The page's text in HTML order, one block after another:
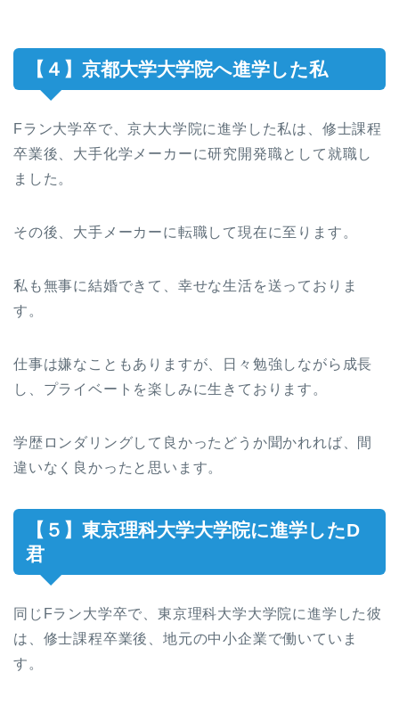
【４】京都大学大学院へ進学した私
Fラン大学卒で、京大大学院に進学した私は、修士課程
卒業後、大手化学メーカーに研究開発職として就職し
ました。
その後、大手メーカーに転職して現在に至ります。
私も無事に結婚できて、幸せな生活を送っておりま
す。
仕事は嫌なこともありますが、日々勉強しながら成長
し、プライベートを楽しみに生きております。
学歴ロンダリングして良かったどうか聞かれれば、間
違いなく良かったと思います。
【５】東京理科大学大学院に進学したD
君
同じFラン大学卒で、東京理科大学大学院に進学した彼
は、修士課程卒業後、地元の中小企業で働いていま
す。